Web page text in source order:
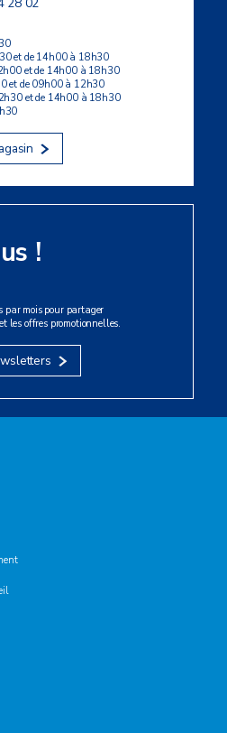
et de 14h00 à 18h30
et de 14h00 à 18h30
et de 09h00 à 12h30
et de 14h00 à 18h30
!
par mois pour partager
les offres promotionnelles.